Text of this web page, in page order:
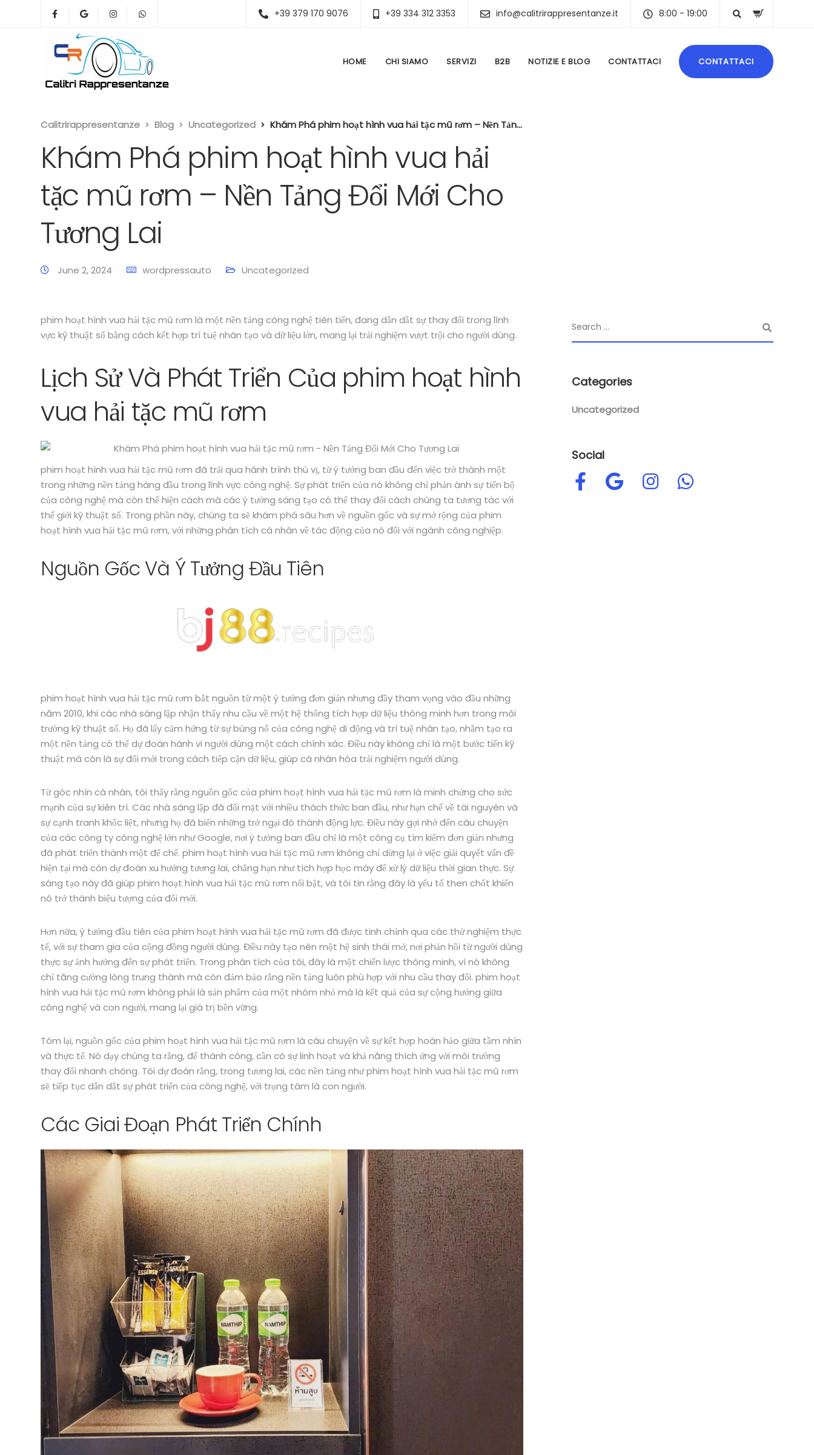
+39 379 170 9076 +39 334 312 3353 info@calitrirappresentanze.it 8:00 - 19:00
HOME CHI SIAMO SERVIZI B2B NOTIZIE E BLOG CONTATTACI CONTATTACI
Calitrirappresentanze Blog Uncategorized Khám Phá phim hoạt hình vua hải tặc mũ rơm – Nền Tảng Đổi Mới Cho Tương Lai
Khám Phá phim hoạt hình vua hải
tặc mũ rơm – Nền Tảng Đổi Mới Cho
Tương Lai
June 2, 2024 wordpressauto Uncategorized
phim hoạt hình vua hải tặc mũ rơm là một nền tảng công nghệ tiên tiến, đang dẫn dắt sự thay đổi trong lĩnh
vực kỹ thuật số bằng cách kết hợp trí tuệ nhân tạo và dữ liệu lớn, mang lại trải nghiệm vượt trội cho người dùng.
Lịch Sử Và Phát Triển Của phim hoạt hình
vua hải tặc mũ rơm
phim hoạt hình vua hải tặc mũ rơm đã trải qua hành trình thú vị, từ ý tưởng ban đầu đến việc trở thành một
trong những nền tảng hàng đầu trong lĩnh vực công nghệ. Sự phát triển của nó không chỉ phản ánh sự tiến bộ
của công nghệ mà còn thể hiện cách mà các ý tưởng sáng tạo có thể thay đổi cách chúng ta tương tác với
thế giới kỹ thuật số. Trong phần này, chúng ta sẽ khám phá sâu hơn về nguồn gốc và sự mở rộng của phim
hoạt hình vua hải tặc mũ rơm, với những phân tích cá nhân về tác động của nó đối với ngành công nghiệp.
Nguồn Gốc Và Ý Tưởng Đầu Tiên
phim hoạt hình vua hải tặc mũ rơm bắt nguồn từ một ý tưởng đơn giản nhưng đầy tham vọng vào đầu những
năm 2010, khi các nhà sáng lập nhận thấy nhu cầu về một hệ thống tích hợp dữ liệu thông minh hơn trong môi
trường kỹ thuật số. Họ đã lấy cảm hứng từ sự bùng nổ của công nghệ di động và trí tuệ nhân tạo, nhằm tạo ra
một nền tảng có thể dự đoán hành vi người dùng một cách chính xác. Điều này không chỉ là một bước tiến kỹ
thuật mà còn là sự đổi mới trong cách tiếp cận dữ liệu, giúp cá nhân hóa trải nghiệm người dùng.
Từ góc nhìn cá nhân, tôi thấy rằng nguồn gốc của phim hoạt hình vua hải tặc mũ rơm là minh chứng cho sức
mạnh của sự kiên trì. Các nhà sáng lập đã đối mặt với nhiều thách thức ban đầu, như hạn chế về tài nguyên và
sự cạnh tranh khốc liệt, nhưng họ đã biến những trở ngại đó thành động lực. Điều này gợi nhớ đến câu chuyện
của các công ty công nghệ lớn như Google, nơi ý tưởng ban đầu chỉ là một công cụ tìm kiếm đơn giản nhưng
đã phát triển thành một đế chế. phim hoạt hình vua hải tặc mũ rơm không chỉ dừng lại ở việc giải quyết vấn đề
hiện tại mà còn dự đoán xu hướng tương lai, chẳng hạn như tích hợp học máy để xử lý dữ liệu thời gian thực. Sự
sáng tạo này đã giúp phim hoạt hình vua hải tặc mũ rơm nổi bật, và tôi tin rằng đây là yếu tố then chốt khiến
nó trở thành biểu tượng của đổi mới.
Hơn nữa, ý tưởng đầu tiên của phim hoạt hình vua hải tặc mũ rơm đã được tinh chỉnh qua các thử nghiệm thực
tế, với sự tham gia của cộng đồng người dùng. Điều này tạo nên một hệ sinh thái mở, nơi phản hồi từ người dùng
thực sự ảnh hưởng đến sự phát triển. Trong phân tích của tôi, đây là một chiến lược thông minh, vì nó không
chỉ tăng cường lòng trung thành mà còn đảm bảo rằng nền tảng luôn phù hợp với nhu cầu thay đổi. phim hoạt
hình vua hải tặc mũ rơm không phải là sản phẩm của một nhóm nhỏ mà là kết quả của sự cộng hưởng giữa
công nghệ và con người, mang lại giá trị bền vững.
Tóm lại, nguồn gốc của phim hoạt hình vua hải tặc mũ rơm là câu chuyện về sự kết hợp hoàn hảo giữa tầm nhìn
và thực tế. Nó dạy chúng ta rằng, để thành công, cần có sự linh hoạt và khả năng thích ứng với môi trường
thay đổi nhanh chóng. Tôi dự đoán rằng, trong tương lai, các nền tảng như phim hoạt hình vua hải tặc mũ rơm
sẽ tiếp tục dẫn dắt sự phát triển của công nghệ, với trọng tâm là con người.
Các Giai Đoạn Phát Triển Chính
Categories
Uncategorized
Social